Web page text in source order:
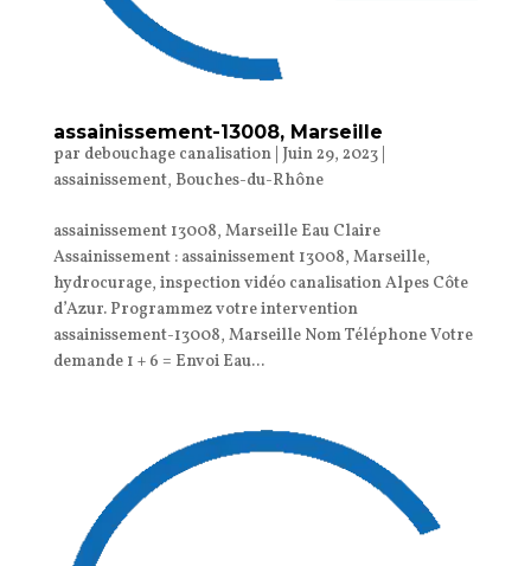
assainissement-13008, Marseille
par debouchage canalisation| Juin 29, 2023|
assainissement, Bouches-du-Rhône
assainissement 13008, Marseille Eau Claire
Assainissement : assainissement 13008, Marseille,
hydrocurage, inspection vidéo canalisation Alpes Côte
d’Azur. Programmez votre intervention
assainissement-13008, Marseille Nom Téléphone Votre
demande 1 + 6 = Envoi Eau...